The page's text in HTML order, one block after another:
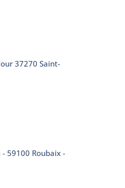
37270 Saint-
59100 Roubaix -